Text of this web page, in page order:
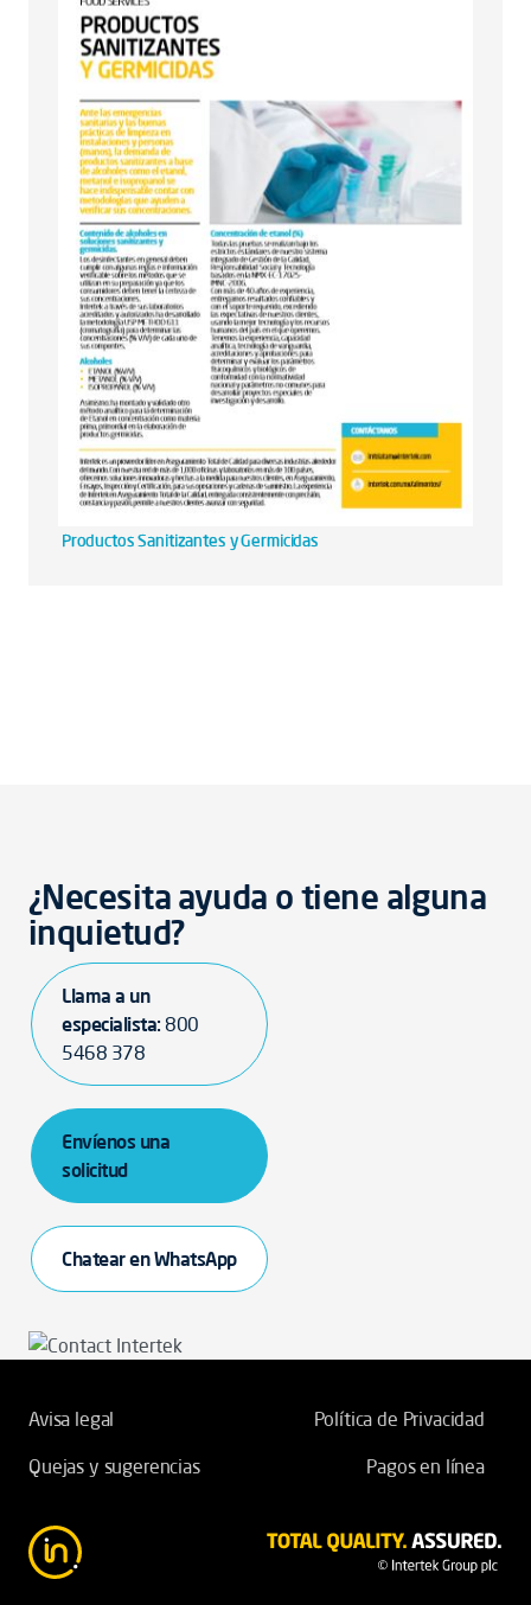
Productos Sanitizantes y Germicidas
¿Necesita ayuda o tiene alguna
inquietud?
Llama a un
especialista:800
5468 378
Envíenos una
solicitud
Chatear en WhatsApp
Avisa legal
Política de Privacidad
Quejas y sugerencias
Pagos en línea